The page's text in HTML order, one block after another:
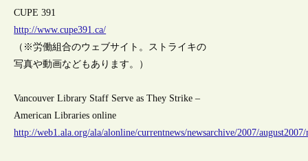
CUPE 391
http://www.cupe391.ca/
（※労働組合のウェブサイト。ストライキの
写真や動画などもあります。）
Vancouver Library Staff Serve as They Strike –
American Libraries online
http://web1.ala.org/ala/alonline/currentnews/newsarchive/2007/